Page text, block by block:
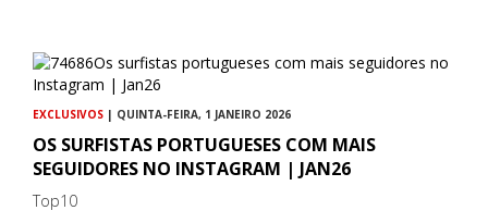
EXCLUSIVOS | QUINTA-FEIRA, 1 JANEIRO 2026
OS SURFISTAS PORTUGUESES COM MAIS
SEGUIDORES NO INSTAGRAM | JAN26
Top10